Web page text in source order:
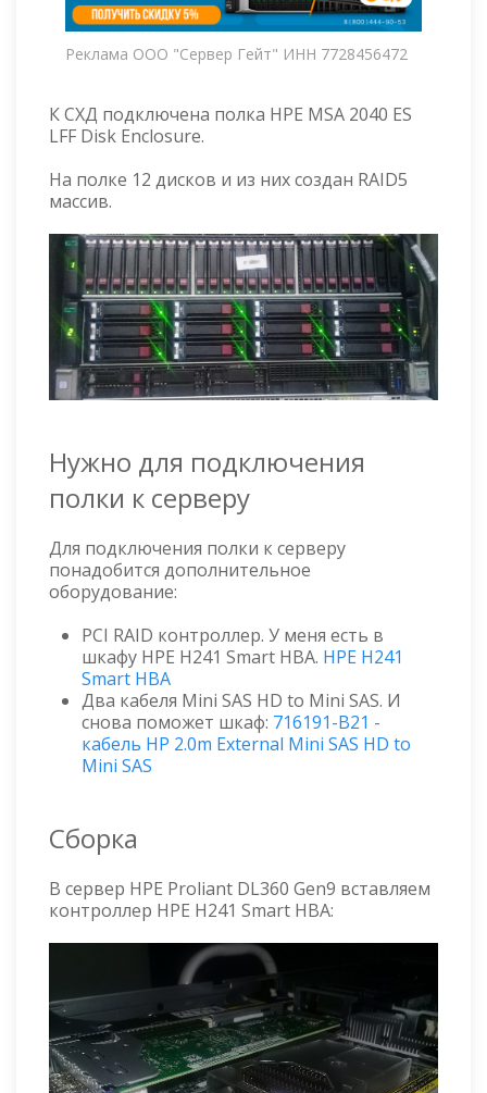
Реклама ООО "Сервер Гейт" ИНН 7728456472
К СХД подключена полка HPE MSA 2040 ES
LFF Disk Enclosure.
На полке 12 дисков и из них создан RAID5
массив.
Нужно для подключения
полки к серверу
Для подключения полки к серверу
понадобится дополнительное
оборудование:
PCI RAID контроллер. У меня есть в
шкафу HPE H241 Smart HBA. HPE H241
Smart HBA
Два кабеля Mini SAS HD to Mini SAS. И
снова поможет шкаф: 716191-B21 -
кабель HP 2.0m External Mini SAS HD to
Mini SAS
Сборка
В сервер HPE Proliant DL360 Gen9 вставляем
контроллер HPE H241 Smart HBA: